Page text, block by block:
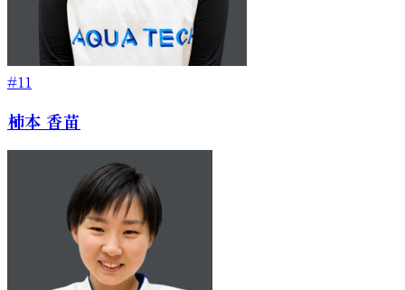
#11
柿本 香苗